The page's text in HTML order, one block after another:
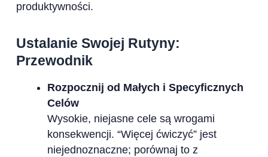
produktywności.
Ustalanie Swojej Rutyny:
Przewodnik
Rozpocznij od Małych i Specyficznych
Celów
Wysokie, niejasne cele są wrogami
konsekwencji. “Więcej ćwiczyć” jest
niejednoznaczne; porównaj to z